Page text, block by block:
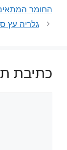
החומר
גלריה עץ
כתיבת